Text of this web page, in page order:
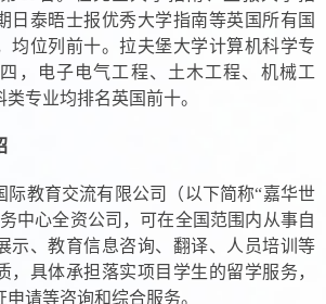
日泰晤士报优秀大学指南等英国所有国
均位列前十。拉夫堡大学计算机科学专
，电子电气工程、土木工程、机械工
专业均排名英国前十。
际教育交流有限公司（以下简称“嘉华世
中心全资公司，可在全国范围内从事自
示、教育信息咨询、翻译、人员培训等
，具体承担落实项目学生的留学服务，
请等咨询和综合服务。